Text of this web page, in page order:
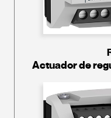
Actuador de